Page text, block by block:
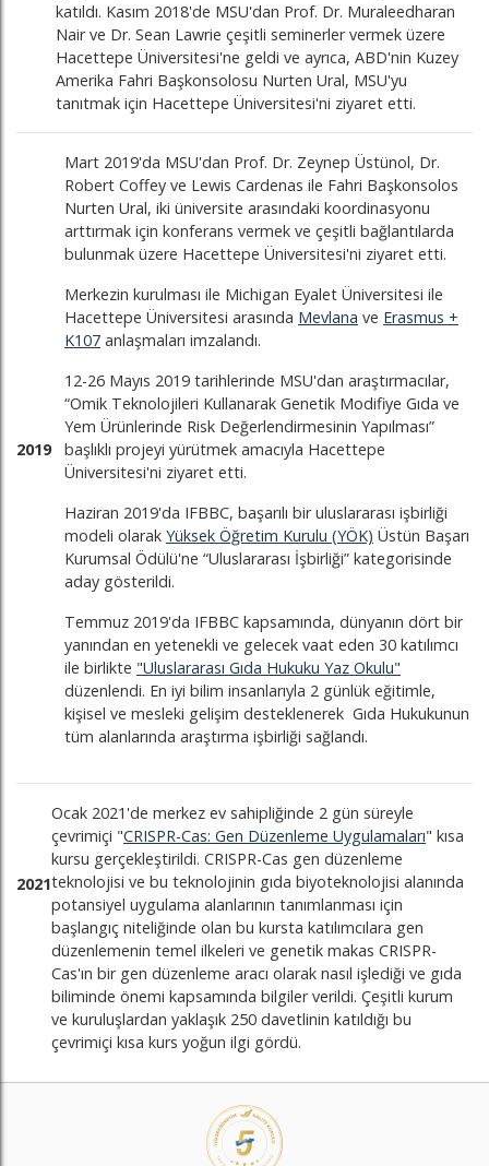
katıldı. Kasım 2018'de MSU'dan Prof. Dr. Muraleedharan
Nair ve Dr. Sean Lawrie çeşitli seminerler vermek üzere
Hacettepe Üniversitesi'ne geldi ve ayrıca, ABD'nin Kuzey
Amerika Fahri Başkonsolosu Nurten Ural, MSU'yu
tanıtmak için Hacettepe Üniversitesi'ni ziyaret etti.
2019
Mart 2019'da MSU'dan Prof. Dr. Zeynep Üstünol, Dr.
Robert Coffey ve Lewis Cardenas ile Fahri Başkonsolos
Nurten Ural, iki üniversite arasındaki koordinasyonu
arttırmak için konferans vermek ve çeşitli bağlantılarda
bulunmak üzere Hacettepe Üniversitesi'ni ziyaret etti.
Merkezin kurulması ile Michigan Eyalet Üniversitesi ile
Hacettepe Üniversitesi arasında Mevlana ve Erasmus +
K107 anlaşmaları imzalandı.
12-26 Mayıs 2019 tarihlerinde MSU'dan araştırmacılar,
“Omik Teknolojileri Kullanarak Genetik Modifiye Gıda ve
Yem Ürünlerinde Risk Değerlendirmesinin Yapılması”
başlıklı projeyi yürütmek amacıyla Hacettepe
Üniversitesi'ni ziyaret etti.
Haziran 2019'da IFBBC, başarılı bir uluslararası işbirliği
modeli olarak Yüksek Öğretim Kurulu (YÖK) Üstün Başarı
Kurumsal Ödülü'ne “Uluslararası İşbirliği” kategorisinde
aday gösterildi.
Temmuz 2019'da IFBBC kapsamında, dünyanın dört bir
yanından en yetenekli ve gelecek vaat eden 30 katılımcı
ile birlikte "Uluslararası Gıda Hukuku Yaz Okulu"
düzenlendi. En iyi bilim insanlarıyla 2 günlük eğitimle,
kişisel ve mesleki gelişim desteklenerek Gıda Hukukunun
tüm alanlarında araştırma işbirliği sağlandı.
2021
Ocak 2021'de merkez ev sahipliğinde 2 gün süreyle
çevrimiçi "CRISPR-Cas: Gen Düzenleme Uygulamaları" kısa
kursu gerçekleştirildi. CRISPR-Cas gen düzenleme
teknolojisi ve bu teknolojinin gıda biyoteknolojisi alanında
potansiyel uygulama alanlarının tanımlanması için
başlangıç niteliğinde olan bu kursta katılımcılara gen
düzenlemenin temel ilkeleri ve genetik makas CRISPR-
Cas'ın bir gen düzenleme aracı olarak nasıl işlediği ve gıda
biliminde önemi kapsamında bilgiler verildi. Çeşitli kurum
ve kuruluşlardan yaklaşık 250 davetlinin katıldığı bu
çevrimiçi kısa kurs yoğun ilgi gördü.